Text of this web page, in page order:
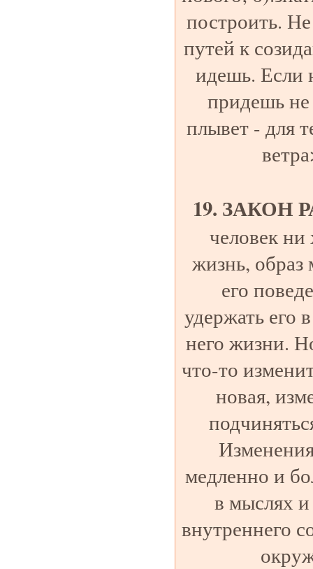
построить.
путей к
идешь. Если
придешь не
плывет - для
19. ЗАКОН
человек ни
жизнь,
его
удержать его
него жизни.
что-то
новая,
медленно и
в мыслях и
внутреннего